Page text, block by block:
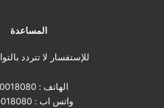
المساعدة
للإستفسار لا تتردد
الهاتف :
واتس اب :